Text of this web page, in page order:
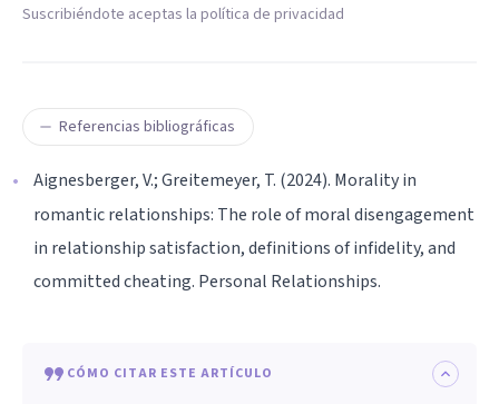
Suscribiéndote aceptas la política de privacidad
Referencias bibliográficas
Aignesberger, V.; Greitemeyer, T. (2024). Morality in
romantic relationships: The role of moral disengagement
in relationship satisfaction, definitions of infidelity, and
committed cheating. Personal Relationships.
CÓMO CITAR ESTE ARTÍCULO